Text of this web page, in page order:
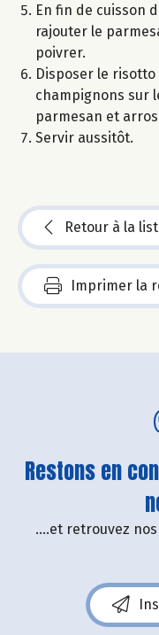
En fin de cuisson
rajouter le
poivrer.
Disposer le
champignons sur
parmesan et
Servir aussitôt.
Retour à la
Imprimer la
Restons en
....et retrouvez